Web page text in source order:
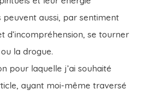
peuvent aussi, par sentiment
d’incompréhension, se tourner
la drogue.
pour laquelle j’ai souhaité
ayant moi-même traversé